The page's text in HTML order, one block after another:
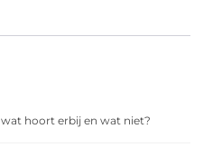
hoort erbij en wat niet?